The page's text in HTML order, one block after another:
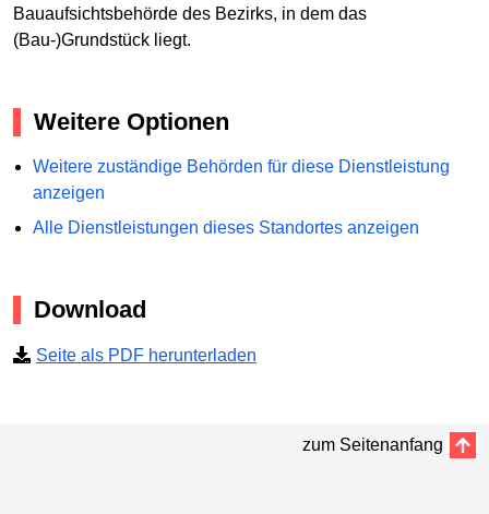
Bauaufsichtsbehörde des Bezirks, in dem das
(Bau-)Grundstück liegt.
Weitere Optionen
Weitere zuständige Behörden für diese Dienstleistung
anzeigen
Alle Dienstleistungen dieses Standortes anzeigen
Download
Seite als PDF herunterladen
zum Seitenanfang